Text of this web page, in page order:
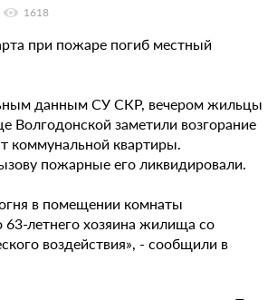
1618
при пожаре погиб местный
данным СУ СКР, вечером жильцы
Волгодонской заметили возгорание
коммунальной квартиры.
пожарные его ликвидировали.
в помещении комнаты
летнего хозяина жилища со
воздействия», - сообщили в